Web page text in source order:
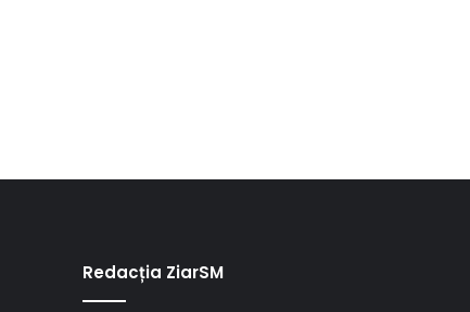
Redacția ZiarSM